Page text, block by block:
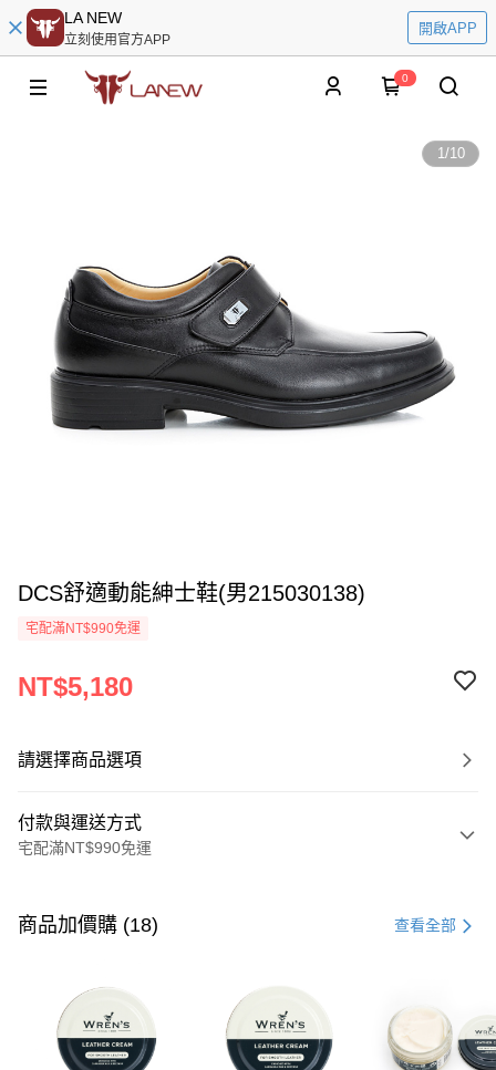
LA NEW
立刻使用官方APP
開啟APP
0
1/10
DCS舒適動能紳士鞋(男215030138)
宅配滿NT$990免運
NT$5,180
請選擇商品選項
付款與運送方式
宅配滿NT$990免運
信用卡一次付款
Apple Pay
悠遊付
商品加價購 (18) 查看全部